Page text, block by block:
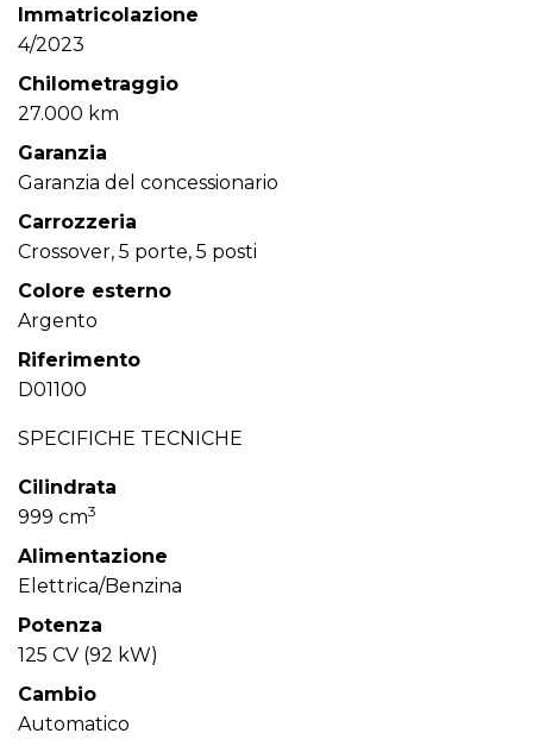
Immatricolazione
4/2023
Chilometraggio
27.000 km
Garanzia
Garanzia del concessionario
Carrozzeria
Crossover, 5 porte, 5 posti
Colore esterno
Argento
Riferimento
D01100
SPECIFICHE TECNICHE
Cilindrata
999 cm3
Alimentazione
Elettrica/Benzina
Potenza
125 CV (92 kW)
Cambio
Automatico